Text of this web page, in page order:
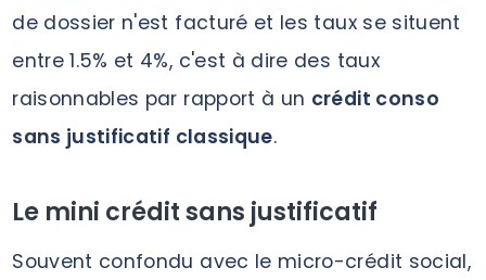
de dossier n'est facturé et les taux se situent
entre 1.5% et 4%, c'est à dire des taux
raisonnables par rapport à un crédit conso
sans justificatif classique.
Le mini crédit sans justificatif
Souvent confondu avec le micro-crédit social,